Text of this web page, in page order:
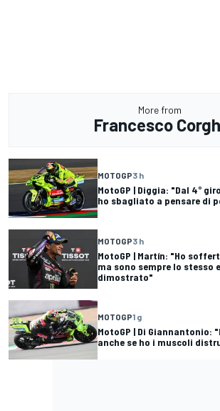
More from
Francesco
MOTOGP3 h
MotoGP | Diggia: "Dal 4°
ho sbagliato a pensare di
MOTOGP3 h
MotoGP | Martín: "Ho
ma sono sempre lo stesso
dimostrato"
MOTOGP1 g
MotoGP | Di Giannantonio:
anche se ho i muscoli